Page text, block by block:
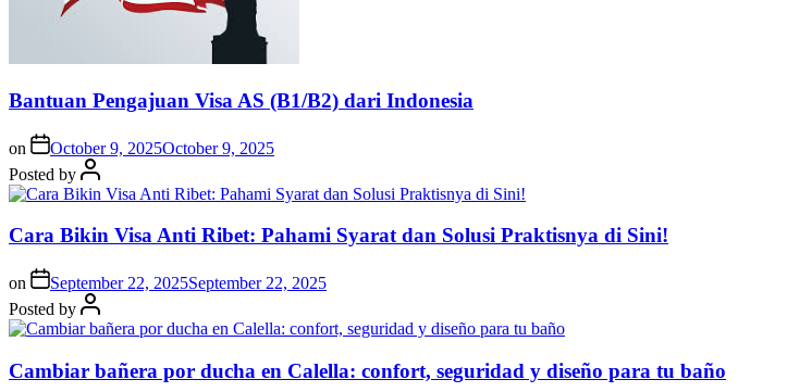
Bantuan Pengajuan Visa AS (B1/B2) dari Indonesia
on October 9, 2025October 9, 2025
Posted by
Cara Bikin Visa Anti Ribet: Pahami Syarat dan Solusi Praktisnya di Sini!
on September 22, 2025September 22, 2025
Posted by
Cambiar bañera por ducha en Calella: confort, seguridad y diseño para tu baño